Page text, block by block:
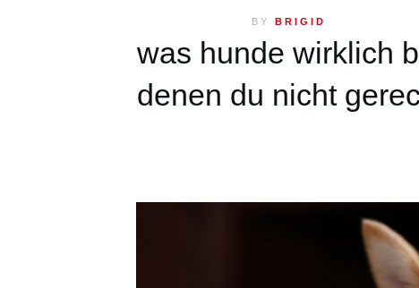
BY BRIGID
was hunde wirklich
denen du nicht